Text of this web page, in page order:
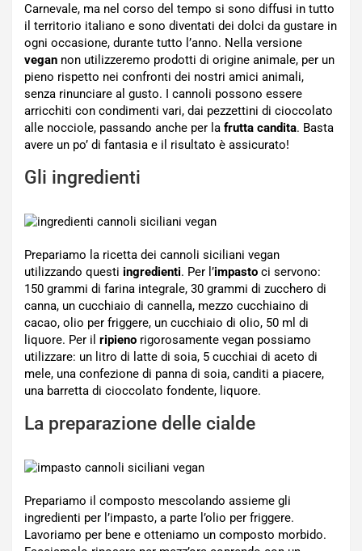
Carnevale, ma nel corso del tempo si sono diffusi in tutto
il territorio italiano e sono diventati dei dolci da gustare in
ogni occasione, durante tutto l’anno. Nella versione
vegan non utilizzeremo prodotti di origine animale, per un
pieno rispetto nei confronti dei nostri amici animali,
senza rinunciare al gusto. I cannoli possono essere
arricchiti con condimenti vari, dai pezzettini di cioccolato
alle nocciole, passando anche per la frutta candita. Basta
avere un po’ di fantasia e il risultato è assicurato!
Gli ingredienti
Prepariamo la ricetta dei cannoli siciliani vegan
utilizzando questi ingredienti. Per l’impasto ci servono:
150 grammi di farina integrale, 30 grammi di zucchero di
canna, un cucchiaio di cannella, mezzo cucchiaino di
cacao, olio per friggere, un cucchiaio di olio, 50 ml di
liquore. Per il ripieno rigorosamente vegan possiamo
utilizzare: un litro di latte di soia, 5 cucchiai di aceto di
mele, una confezione di panna di soia, canditi a piacere,
una barretta di cioccolato fondente, liquore.
La preparazione delle cialde
Prepariamo il composto mescolando assieme gli
ingredienti per l’impasto, a parte l’olio per friggere.
Lavoriamo per bene e otteniamo un composto morbido.